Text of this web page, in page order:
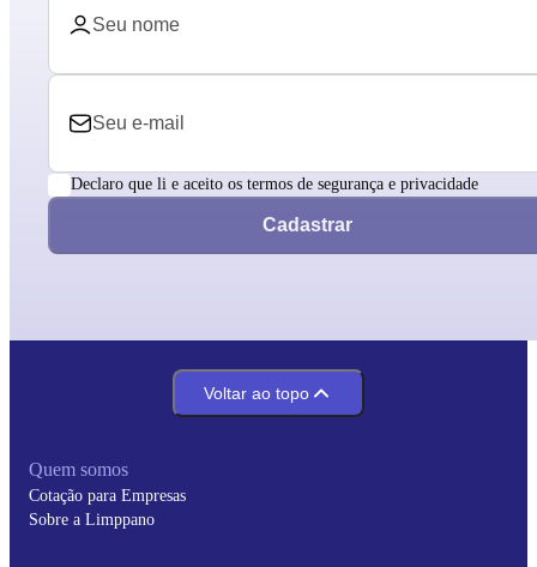
Declaro que li e aceito os termos de segurança e privacidade
Cadastrar
Voltar ao topo
Quem somos
Cotação para Empresas
Sobre a Limppano